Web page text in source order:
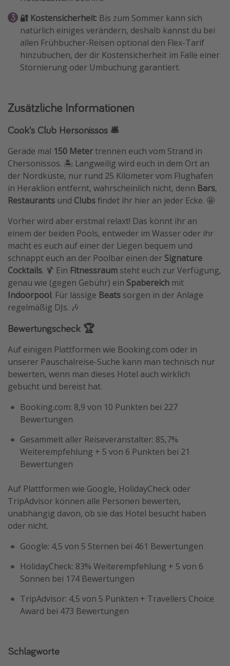
🔐 Kostensicherheit: Bis zum Sommer kann sich
natürlich einiges verändern, deshalb kannst du bei
allen Frühbucher-Reisen optional den Flex-Tarif
hinzubuchen, der dir Kostensicherheit im Falle einer
Stornierung oder Umbuchung garantiert.
Zusätzliche Informationen
Cook's Club Hersonissos 🛎️
Gerade mal 150 Meter trennen euch vom Strand in
Chersonissos. 🏝 Langweilig wird euch in dem Ort an
der Nordküste, nur rund 25 Kilometer vom Flughafen
in Heraklion entfernt, wahrscheinlich nicht, denn Bars,
Restaurants und Clubsfindet ihr hier an jeder Ecke. 🤩
Vorher wird aber erstmal relaxt! Das könnt ihr an
einem der beiden Pools, entweder im Wasser oder ihr
macht es euch auf einer der Liegen bequem und
schnappt euch an der Poolbar einen der Signature
Cocktails. 🍹 Ein Fitnessraum steht euch zur Verfügung,
genau wie (gegen Gebühr) ein Spabereich mit
Indoorpool. Für lässige Beats sorgen in der Anlage
regelmäßig DJs. 🎶
Bewertungscheck 🏆
Auf einigen Plattformen wie Booking.com oder in
unserer Pauschalreise-Suche kann man technisch nur
bewerten, wenn man dieses Hotel auch wirklich
gebucht und bereist hat.
Booking.com: 8,9 von 10 Punkten bei 227
Bewertungen
Gesammelt aller Reiseveranstalter: 85,7%
Weiterempfehlung + 5 von 6 Punkten bei 21
Bewertungen
Auf Plattformen wie Google, HolidayCheck oder
TripAdvisor können alle Personen bewerten,
unabhängig davon, ob sie das Hotel besucht haben
oder nicht.
Google: 4,5 von 5 Sternen bei 461 Bewertungen
HolidayCheck: 83% Weiterempfehlung + 5 von 6
Sonnen bei 174 Bewertungen
TripAdvisor: 4,5 von 5 Punkten + Travellers Choice
Award bei 473 Bewertungen
Schlagworte